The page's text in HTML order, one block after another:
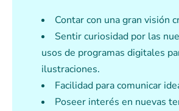
Contar con una gran visión
Sentir curiosidad por las
usos de programas digitales
ilustraciones.
Facilidad para comunicar
Poseer interés en nuevas